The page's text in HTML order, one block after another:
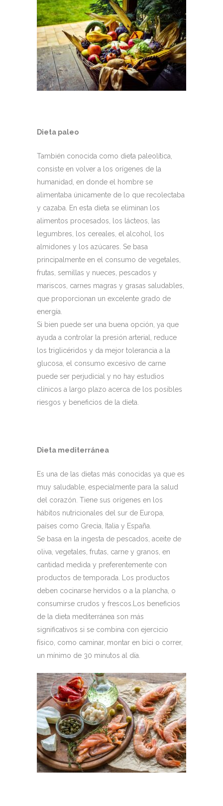
Dieta paleo
También conocida como dieta paleolítica,
consiste en volver a los orígenes de la
humanidad, en donde el hombre se
alimentaba únicamente de lo que recolectaba
y cazaba. En esta dieta se eliminan los
alimentos procesados, los lácteos, las
legumbres, los cereales, el alcohol, los
almidones y los azúcares. Se basa
principalmente en el consumo de vegetales,
frutas, semillas y nueces, pescados y
mariscos, carnes magras y grasas saludables,
que proporcionan un excelente grado de
energía.
Si bien puede ser una buena opción, ya que
ayuda a controlar la presión arterial, reduce
los triglicéridos y da mejor tolerancia a la
glucosa, el consumo excesivo de carne
puede ser perjudicial y no hay estudios
clínicos a largo plazo acerca de los posibles
riesgos y beneficios de la dieta.
Dieta mediterránea
Es una de las dietas más conocidas ya que es
muy saludable, especialmente para la salud
del corazón. Tiene sus orígenes en los
hábitos nutricionales del sur de Europa,
países como Grecia, Italia y España.
Se basa en la ingesta de pescados, aceite de
oliva, vegetales, frutas, carne y granos, en
cantidad medida y preferentemente con
productos de temporada. Los productos
deben cocinarse hervidos o a la plancha, o
consumirse crudos y frescos.Los beneficios
de la dieta mediterránea son más
significativos si se combina con ejercicio
físico, como caminar, montar en bici o correr,
un mínimo de 30 minutos al día.